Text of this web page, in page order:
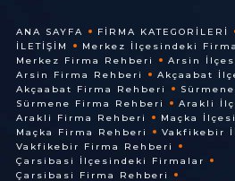
ANA SAYFA FIRMA KATEGORILERI
İLETIŞIM
Merkez İlçesindeki
Merkez Firma Rehberi
Arsin
Arsin Firma Rehberi
Akçaabat
Akçaabat Firma Rehberi
Sürmene Firma Rehberi
Arakli
Arakli Firma Rehberi
Maçka
Maçka Firma Rehberi
Vakfikebir
Vakfikebir Firma Rehberi
Çarsibasi İlçesindeki Firmalar
Çarsibasi Firma Rehberi